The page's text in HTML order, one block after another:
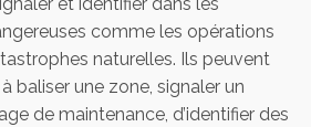
comme les opérations
naturelles. Ils peuvent
baliser une zone, signaler un
de maintenance, d’identifier des